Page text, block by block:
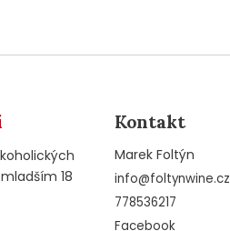
18
Kontakt
Marek Foltýn
info@foltynwine.cz
778536217
Facebook